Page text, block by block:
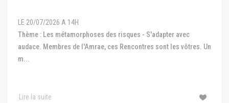
LE 20/07/2026 A 14H
Thème : Les métamorphoses des risques - S'adapter avec
audace. Membres de l'Amrae, ces Rencontres sont les vôtres. Un
m...
Lire la suite